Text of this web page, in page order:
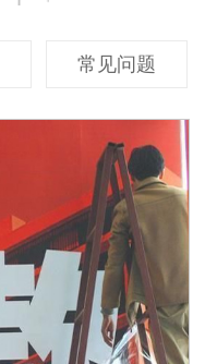
常见问题